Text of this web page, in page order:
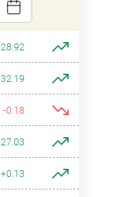
-0.18
+0.13